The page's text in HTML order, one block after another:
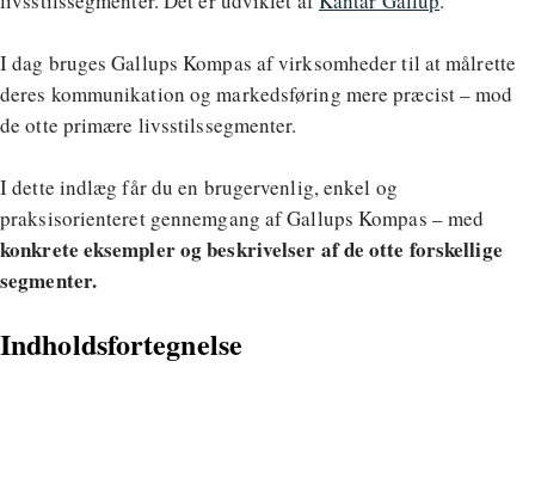
I dag bruges Gallups Kompas af virksomheder til at målrette
deres kommunikation og markedsføring mere præcist – mod
de otte primære livsstilssegmenter.
I dette indlæg får du en brugervenlig, enkel og
praksisorienteret gennemgang af Gallups Kompas – med
konkrete eksempler og beskrivelser af de otte forskellige
segmenter.
Indholdsfortegnelse